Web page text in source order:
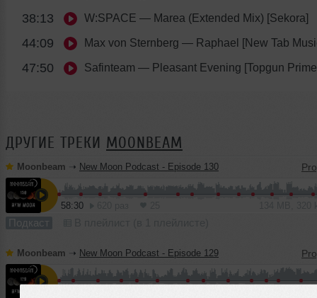
38:13 W:SPACE — Marea (Extended Mix) [Sekora]
44:09 Max von Sternberg — Raphael [New Tab
47:50 Safinteam — Pleasant Evening [Topgun
ДРУГИЕ ТРЕКИ MOONBEAM
Moonbeam ➝ New Moon Podcast - Episode 130
58:30
Подкаст
Moonbeam ➝ New Moon Podcast - Episode 129